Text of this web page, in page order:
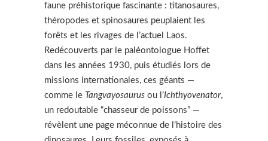
faune préhistorique fascinante : titanosaures,
théropodes et spinosaures peuplaient les
forêts et les rivages de l’actuel Laos.
Redécouverts par le paléontologue Hoffet
dans les années 1930, puis étudiés lors de
missions internationales, ces géants —
comme le Tangvayosaurus ou l’Ichthyovenator,
un redoutable “chasseur de poissons” —
révèlent une page méconnue de l’histoire des